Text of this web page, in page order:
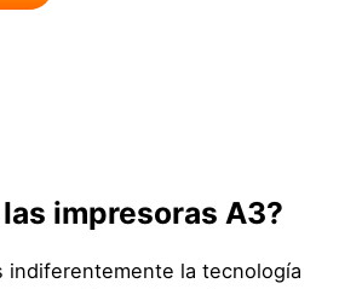
impresoras A3?
indiferentemente la tecnología